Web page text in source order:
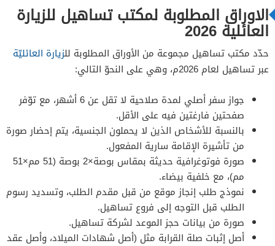
الاوراق المطلوبة لمكتب تساهيل للزيارة
العائلية 2026
حدّد مكتب تساهيل مجموعة من الأوراق المطلوبة للزيارة العائليّة
عبر تساهيل لعام 2026م، وهي على النحوّ التالي:
جواز سفر أصلي لمدة صلاحية لا تقل عن 6 أشهر، مع توّفر
صفحتين فارغتين فيه على الأقل.
بالنسبة للأشخاص الذين لا يحملون الجنسية، يتم إحضار صورة
من تأشيرة الإقامة سارية المفعول.
صورة فوتوغرافية حديثة بمقاس بوصة×2 بوصة (51 مم×51
مم)، مع خلفية بيضاء.
نموذج طلب إنجاز موقع من قبل مقدم الطلب، وتسديد رسوم
الطلب قبل التوجه إلى فروع تساهيل.
صورة من بيانات حجز الموعد لشركة تساهيل.
أصل إثبات صلة القرابة مثل (أصل شهادات الميلاد، وأصل عقد